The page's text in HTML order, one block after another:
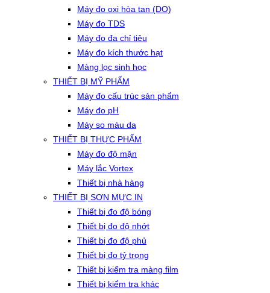
Máy đo oxi hòa tan (DO)
Máy đo TDS
Máy đo đa chỉ tiêu
Máy đo kích thước hạt
Màng lọc sinh học
THIẾT BỊ MỸ PHẨM
Máy đo cấu trúc sản phẩm
Máy đo pH
Máy so màu da
THIẾT BỊ THỰC PHẨM
Máy đo độ mặn
Máy lắc Vortex
Thiết bị nhà hàng
THIẾT BỊ SƠN MỰC IN
Thiết bị đo độ bóng
Thiết bị đo độ nhớt
Thiết bị đo độ phủ
Thiết bị đo tỷ trọng
Thiết bị kiểm tra màng film
Thiết bị kiểm tra khác